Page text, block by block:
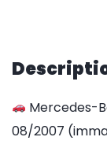
Mercedes-
08/2007